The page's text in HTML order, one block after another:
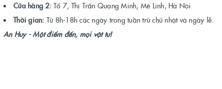
Cửa hàng 2: Tổ 7, Thị Trấn Quang Minh, Mê Linh, Hà Nội
Thời gian: Từ 8h-18h các ngày trong tuần trừ chủ nhật và ngày lễ.
An Huy - Một điểm đến, mọi vật tư!